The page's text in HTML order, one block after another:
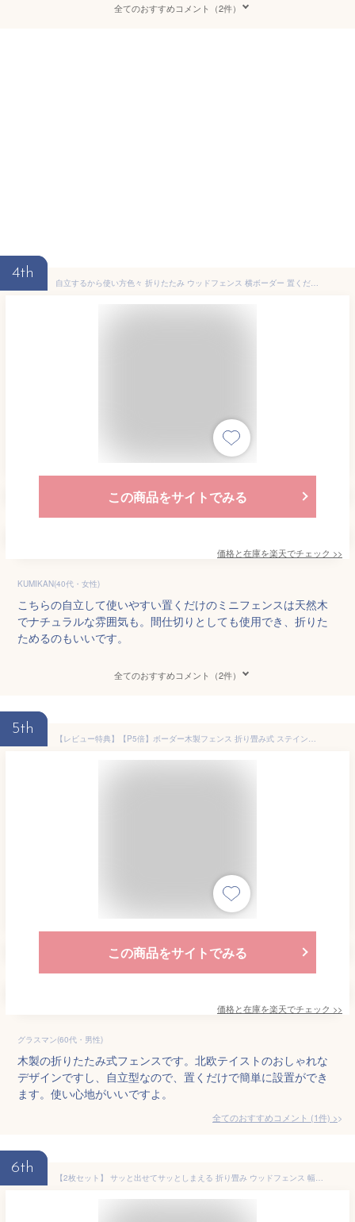
全てのおすすめコメント（2件）
4th
自立するから使い方色々 折りたたみ ウッドフェンス 横ボーダー 置くだけ おしゃれ 木製 ミニフェンス 天然木 ガーデニング 庭 2つ折り エクステリア 園芸 置き型 花壇 柵 横張り 横板 間仕切り 自立
この商品をサイトでみる
価格と在庫を楽天でチェック >>
KUMIKAN(40代・女性)
こちらの自立して使いやすい置くだけのミニフェンスは天然木
でナチュラルな雰囲気も。間仕切りとしても使用でき、折りた
ためるのもいいです。
全てのおすすめコメント（2件）
5th
【レビュー特典】【P5倍】ボーダー木製フェンス 折り畳み式 ステイン塗装仕上げ DIYで置くだけ簡単設置 隙間ふさぎ 置き型折りたたみウッドフェンス 花壇仕切り柵 自立 高さ45 幅120 低い 間仕切り 垣根 完成品 WF-120YK
この商品をサイトでみる
価格と在庫を楽天でチェック >>
グラスマン(60代・男性)
木製の折りたたみ式フェンスです。北欧テイストのおしゃれな
デザインですし、自立型なので、置くだけで簡単に設置ができ
ます。使い心地がいいですよ。
全てのおすすめコメント (1件) >
6th
【2枚セット】 サッと出せてサッとしまえる 折り畳み ウッドフェンス 幅120 置くだけ おしゃれ 木製 ミニフェンス 天然木 ガーデニング 庭 四つ折り エクステリア 園芸 置き型 花壇 柵 横張り 横板 間仕切り 自立